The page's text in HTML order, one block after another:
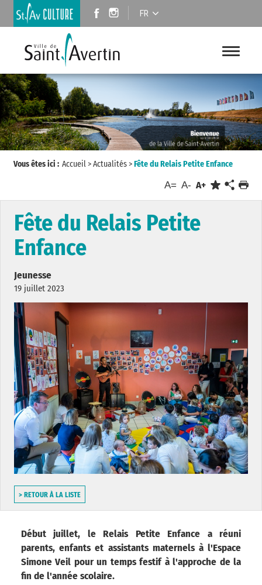
FR
Vous êtes ici : Accueil>Actualités>Fête du Relais Petite Enfance
A= A- A+
Fête du Relais Petite
Enfance
Jeunesse
19 juillet 2023
> RETOUR À LA LISTE
Début juillet, le Relais Petite Enfance a réuni
parents, enfants et assistants maternels à l'Espace
Simone Veil pour un temps festif à l'approche de la
fin de l'année scolaire.